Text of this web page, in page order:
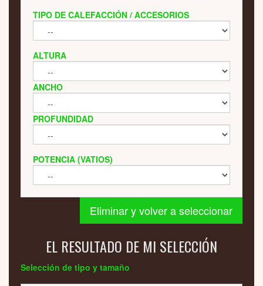
TIPO DE CALEFACCIÓN / ACCESORIOS
ALTURA
ANCHO
PROFUNDIDAD
POTENCIA (VATIOS)
Eliminar y volver a seleccionar
EL RESULTADO DE MI SELECCIÓN
Selección de tipo y tamaño